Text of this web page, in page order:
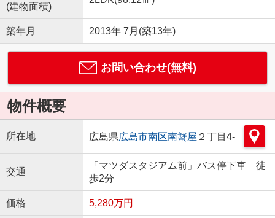
(建物面積)
築年月 2013年 7月(築13年)
お問い合わせ(無料)
物件概要
所在地 広島県広島市南区南蟹屋 ２丁目4-
交通
「マツダスタジアム前」バス停下車 徒
歩2分
価格 5,280万円